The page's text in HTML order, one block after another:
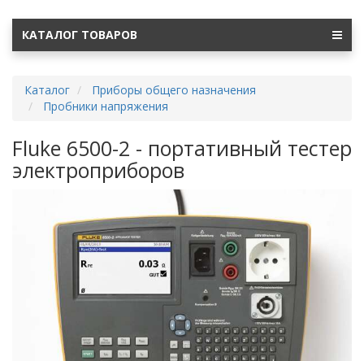
КАТАЛОГ ТОВАРОВ
Каталог
Приборы общего назначения
Пробники напряжения
Fluke 6500-2 - портативный тестер
электроприборов